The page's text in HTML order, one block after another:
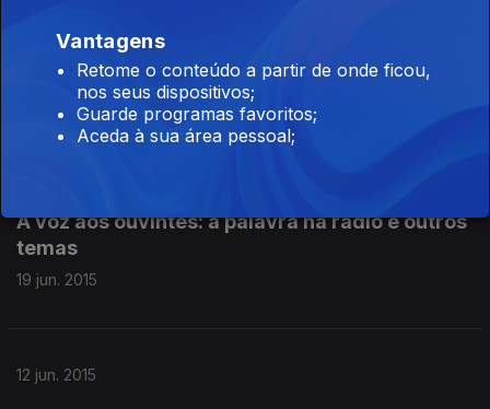
Entrevista com Nuno Artur Silva, vice-
presidente do conselho de administração da
26 jun. 2015
A voz aos ouvintes: a palavra na rádio e outros
temas
19 jun. 2015
12 jun. 2015
Vantagens
Retome o conteúdo a partir de onde ficou,
nos seus dispositivos;
Guarde programas favoritos;
Aceda à sua área pessoal;